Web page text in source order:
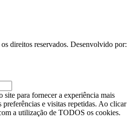
direitos reservados. Desenvolvido por:
site para fornecer a experiência mais
preferências e visitas repetidas. Ao clicar
a utilização de TODOS os cookies.